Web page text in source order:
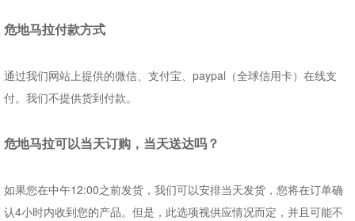
危地马拉付款方式
通过我们网站上提供的微信、支付宝、 paypal （全球信用卡）在线支
付。我们不提供货到付款。
危地马拉可以当天订购，当天送达吗？
如果您在中午12:00之前发货， 我们可以安排当天发货，您将在订单确
认4小时内收到您的产品。但是，此选项视供应情况而定，并且可能不